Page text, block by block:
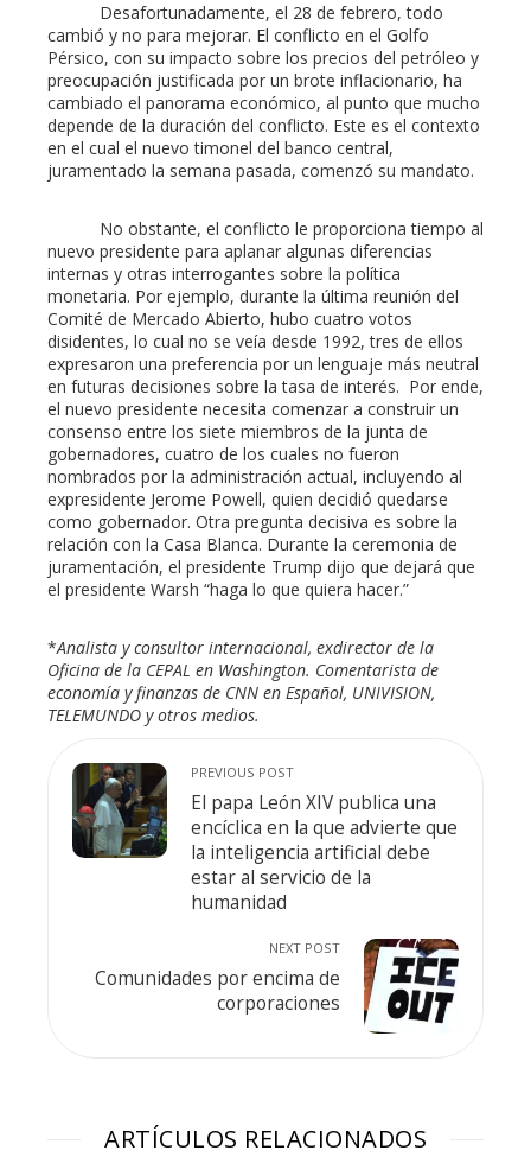
Desafortunadamente, el 28 de febrero, todo
cambió y no para mejorar. El conflicto en el Golfo
Pérsico, con su impacto sobre los precios del petróleo y
preocupación justificada por un brote inflacionario, ha
cambiado el panorama económico, al punto que mucho
depende de la duración del conflicto. Este es el contexto
en el cual el nuevo timonel del banco central,
juramentado la semana pasada, comenzó su mandato.
No obstante, el conflicto le proporciona tiempo al
nuevo presidente para aplanar algunas diferencias
internas y otras interrogantes sobre la política
monetaria. Por ejemplo, durante la última reunión del
Comité de Mercado Abierto, hubo cuatro votos
disidentes, lo cual no se veía desde 1992, tres de ellos
expresaron una preferencia por un lenguaje más neutral
en futuras decisiones sobre la tasa de interés. Por ende,
el nuevo presidente necesita comenzar a construir un
consenso entre los siete miembros de la junta de
gobernadores, cuatro de los cuales no fueron
nombrados por la administración actual, incluyendo al
expresidente Jerome Powell, quien decidió quedarse
como gobernador. Otra pregunta decisiva es sobre la
relación con la Casa Blanca. Durante la ceremonia de
juramentación, el presidente Trump dijo que dejará que
el presidente Warsh “haga lo que quiera hacer.”
*Analista y consultor internacional, exdirector de la
Oficina de la CEPAL en Washington. Comentarista de
economía y finanzas de CNN en Español, UNIVISION,
TELEMUNDO y otros medios.
PREVIOUS POST
El papa León XIV publica una
encíclica en la que advierte que
la inteligencia artificial debe
estar al servicio de la
humanidad
NEXT POST
Comunidades por encima de
corporaciones
ARTÍCULOS RELACIONADOS